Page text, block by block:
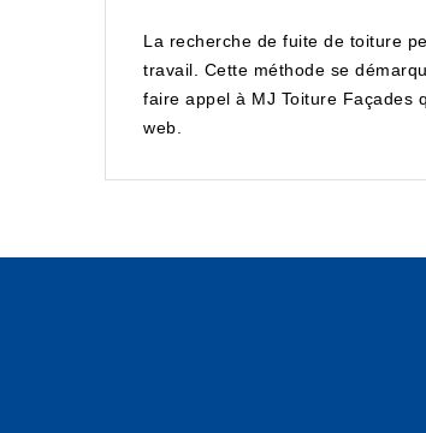
La recherche de fuite de toiture
travail. Cette méthode se
faire appel à MJ Toiture Façades
web.